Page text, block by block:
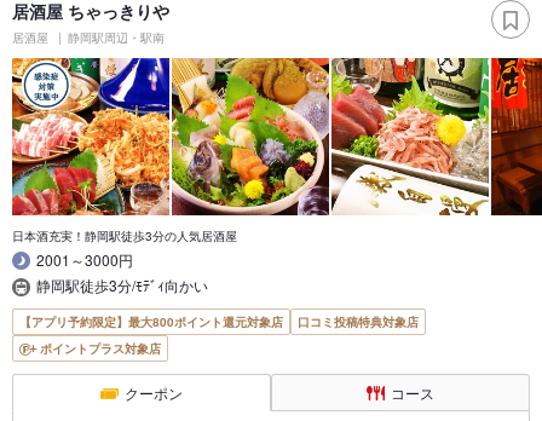
居酒屋 ちゃっきりや
居酒屋 静岡駅周辺・駅南
日本酒充実！静岡駅徒歩3分の人気居酒屋
2001～3000円
静岡駅徒歩3分/ﾓﾃﾞｨ向かい
【アプリ予約限定】最大800ポイント還元対象店
口コミ投稿特典対象店
ポイントプラス対象店
クーポン コース